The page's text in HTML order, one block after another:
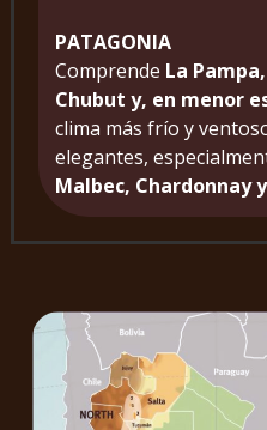
PATAGONIA
Comprende La
Chubut y, en menor
clima más frío y
elegantes,
Malbec, Chardonnay